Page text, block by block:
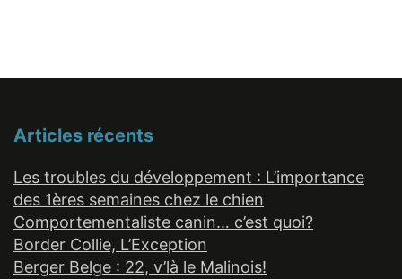
Articles récents
Les troubles du développement : L’importance
des 1ères semaines chez le chien
Comportementaliste canin… c’est quoi?
Border Collie, L’Exception
Berger Belge : 22, v’là le Malinois!